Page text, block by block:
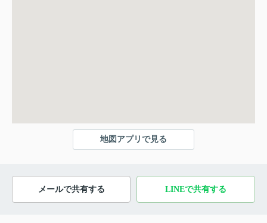
地図アプリで見る
メールで共有する LINEで共有する